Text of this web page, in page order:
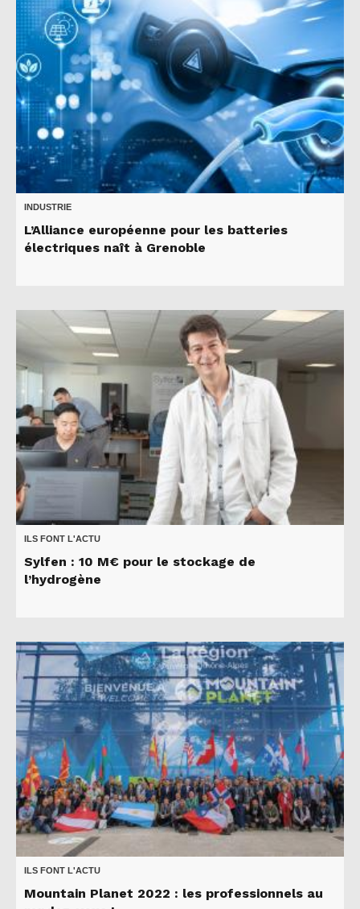
INDUSTRIE
L’Alliance européenne pour les batteries
électriques naît à Grenoble
ILS FONT L'ACTU
Sylfen : 10 M€ pour le stockage de
l’hydrogène
ILS FONT L'ACTU
Mountain Planet 2022 : les professionnels au